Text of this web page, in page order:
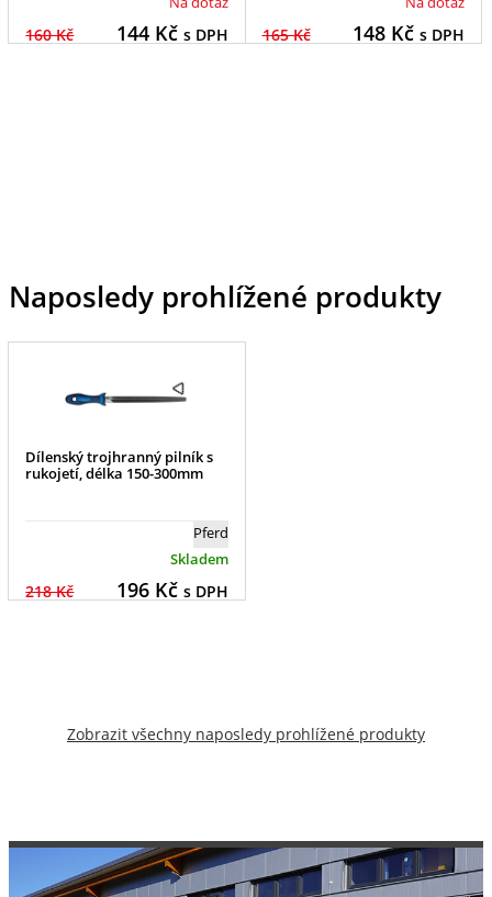
160 Kč 144Kč s DPH 165 Kč 148Kč s DPH
Naposledy prohlížené produkty
Dílenský trojhranný pilník s
rukojetí, délka 150-300mm
Pferd
Skladem
218 Kč 196Kč s DPH
Zobrazit všechny naposledy prohlížené produkty